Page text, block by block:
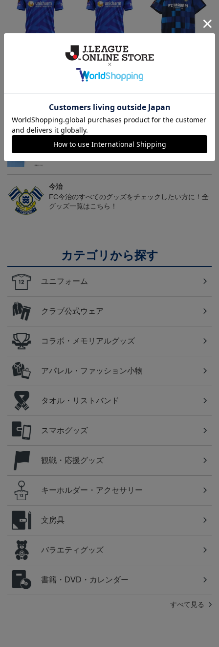
26/27 レプリカユニフォ
26/27 オーセンティック
ユニフォーム(FP1st)
26,100円～30,400円
会員特典
コンフィットシャツ（20
26SP）
トピックス
今治
里山スタジアムプロジェクトや関連グッズをチェッ
ク！
今治
FC今治のすべてのグッズをチェックしたい方に！全
グッズ一覧はこちら！
カテゴリから探す
ユニフォーム
クラブ公式ウェア
コラボ・メモリアルグッズ
アパレル・ファッション小物
タオル・リストバンド
スマホグッズ
観戦・応援グッズ
キーホルダー・アクセサリー
文房具
バラエティグッズ
書籍・DVD・カレンダー
すべて見る